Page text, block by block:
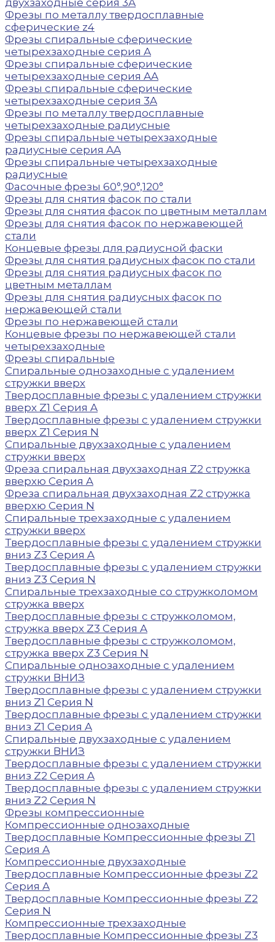
двухзаходные серия 3A
Фрезы по металлу твердосплавные
сферические z4
Фрезы спиральные сферические
четырехзаходные серия A
Фрезы спиральные сферические
четырехзаходные серия AA
Фрезы спиральные сферические
четырехзаходные серия 3A
Фрезы по металлу твердосплавные
четырехзаходные радиусные
Фрезы спиральные четырехзаходные
радиусные серия AA
Фрезы спиральные четырехзаходные
радиусные
Фасочные фрезы 60°,90°,120°
Фрезы для снятия фасок по стали
Фрезы для снятия фасок по цветным металлам
Фрезы для снятия фасок по нержавеющей
стали
Концевые фрезы для радиусной фаски
Фрезы для снятия радиусных фасок по стали
Фрезы для снятия радиусных фасок по
цветным металлам
Фрезы для снятия радиусных фасок по
нержавеющей стали
Фрезы по нержавеющей стали
Концевые фрезы по нержавеющей стали
четырехзаходные
Фрезы спиральные
Спиральные однозаходные с удалением
стружки вверх
Твердосплавные фрезы с удалением стружки
вверх Z1 Серия A
Твердосплавные фрезы с удалением стружки
вверх Z1 Серия N
Спиральные двухзаходные с удалением
стружки вверх
Фреза спиральная двухзаходная Z2 стружка
вверхю Серия A
Фреза спиральная двухзаходная Z2 стружка
вверхю Серия N
Спиральные трехзаходные с удалением
стружки вверх
Твердосплавные фрезы с удалением стружки
вниз Z3 Серия A
Твердосплавные фрезы с удалением стружки
вниз Z3 Серия N
Спиральные трехзаходные со стружколомом
стружка вверх
Твердосплавные фрезы с стружколомом,
стружка вверх Z3 Серия A
Твердосплавные фрезы с стружколомом,
стружка вверх Z3 Серия N
Спиральные однозаходные с удалением
стружки ВНИЗ
Твердосплавные фрезы с удалением стружки
вниз Z1 Серия N
Твердосплавные фрезы с удалением стружки
вниз Z1 Серия A
Спиральные двухзаходные с удалением
стружки ВНИЗ
Твердосплавные фрезы с удалением стружки
вниз Z2 Серия A
Твердосплавные фрезы с удалением стружки
вниз Z2 Серия N
Фрезы компрессионные
Компрессионные однозаходные
Твердосплавные Компрессионные фрезы Z1
Серия A
Компрессионные двухзаходные
Твердосплавные Компрессионные фрезы Z2
Серия A
Твердосплавные Компрессионные фрезы Z2
Серия N
Компрессионные трехзаходные
Твердосплавные Компрессионные фрезы Z3